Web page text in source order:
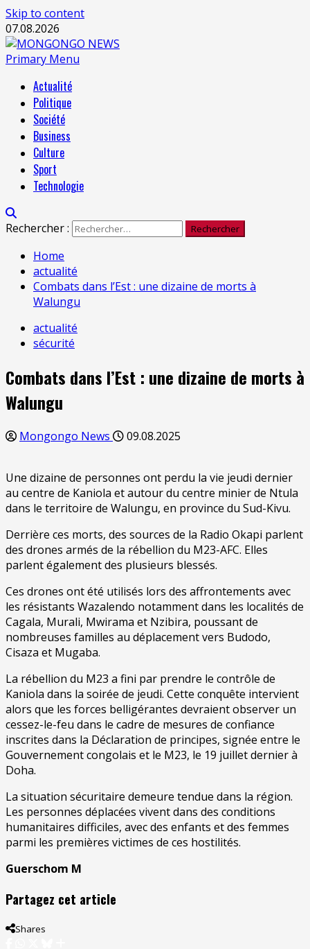
Skip to content
07.08.2026
Primary Menu
Actualité
Politique
Société
Business
Culture
Sport
Technologie
Rechercher :
Home
actualité
Combats dans l’Est : une dizaine de morts à
Walungu
actualité
sécurité
Combats dans l’Est : une dizaine de morts à
Walungu
Mongongo News 09.08.2025
Une dizaine de personnes ont perdu la vie jeudi dernier
au centre de Kaniola et autour du centre minier de Ntula
dans le territoire de Walungu, en province du Sud-Kivu.
Derrière ces morts, des sources de la Radio Okapi parlent
des drones armés de la rébellion du M23-AFC. Elles
parlent également des plusieurs blessés.
Ces drones ont été utilisés lors des affrontements avec
les résistants Wazalendo notamment dans les localités de
Cagala, Murali, Mwirama et Nzibira, poussant de
nombreuses familles au déplacement vers Budodo,
Cisaza et Mugaba.
La rébellion du M23 a fini par prendre le contrôle de
Kaniola dans la soirée de jeudi. Cette conquête intervient
alors que les forces belligérantes devraient observer un
cessez-le-feu dans le cadre de mesures de confiance
inscrites dans la Déclaration de principes, signée entre le
Gouvernement congolais et le M23, le 19 juillet dernier à
Doha.
La situation sécuritaire demeure tendue dans la région.
Les personnes déplacées vivent dans des conditions
humanitaires difficiles, avec des enfants et des femmes
parmi les premières victimes de ces hostilités.
Guerschom M
Partagez cet article
Shares